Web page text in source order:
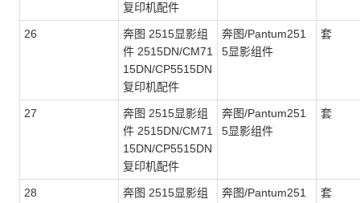
复印机配件
26
奔图 2515显影组
件 2515DN/CM71
15DN/CP5515DN
复印机配件
奔图/Pantum251
5显影组件
套
27
奔图 2515显影组
件 2515DN/CM71
15DN/CP5515DN
复印机配件
奔图/Pantum251
5显影组件
套
28
奔图 2515显影组
奔图/Pantum251
套